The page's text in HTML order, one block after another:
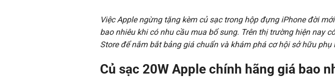
Việc Apple ngừng tặng kèm củ sạc trong hộp đựng iPhone đời
bao nhiêu khi có nhu cầu mua bổ sung. Trên thị trường hiện nay
Store để nắm bắt bảng giá chuẩn và khám phá cơ hội sở hữu
Củ sạc 20W Apple chính hãng giá bao